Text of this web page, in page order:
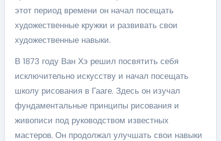
этот период времени он начал посещать
художественные кружки и развивать свои
художественные навыки.
В 1873 году Ван Хэ решил посвятить себя
исключительно искусству и начал посещать
школу рисования в Гааге. Здесь он изучал
фундаментальные принципы рисования и
живописи под руководством известных
мастеров. Он продолжал улучшать свои навыки